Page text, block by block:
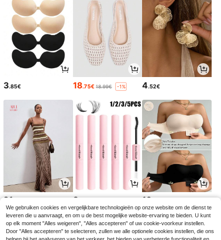
3.85€ 18.75€ 18.99€ -1% 4.52€
21 3 10
We gebruiken cookies en vergelijkbare technologieën op onze website om de dienst te
leveren die u aanvraagt, en om u de best mogelijke website-ervaring te bieden. U kunt
op elk moment "Alles weigeren", "Alles accepteren" of uw cookie-voorkeur instellen.
Door "Alles accepteren" te selecteren, zullen we alle optionele cookies instellen, die ons